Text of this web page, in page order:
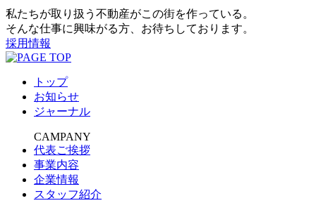
私たちが取り扱う不動産がこの街を作っている。
そんな仕事に興味がる方、お待ちしております。
採用情報
トップ
お知らせ
ジャーナル
CAMPANY
代表ご挨拶
事業内容
企業情報
スタッフ紹介